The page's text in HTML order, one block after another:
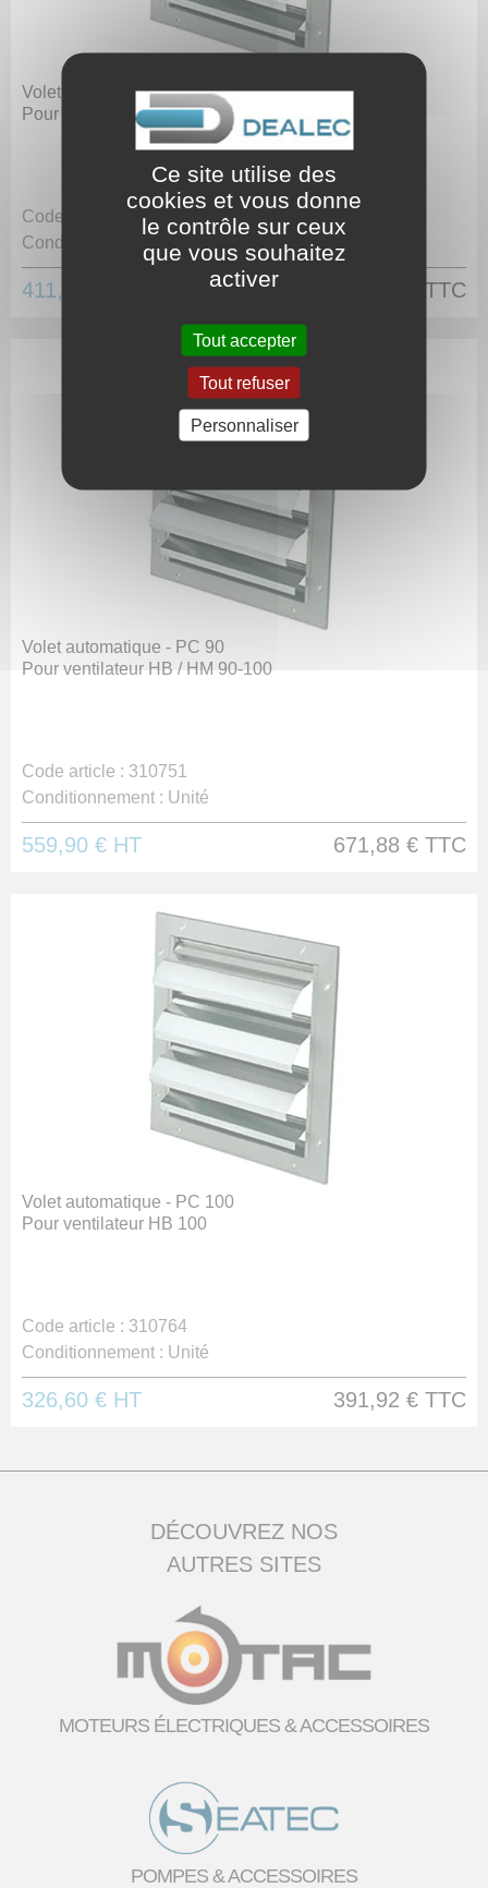
Volet automatique - PC 80
Pour ventilateur HB / HM 71-80
Code article :
310747
Conditionnement :
411,70 € TTC
Volet automatique - PC 90
Pour ventilateur HB / HM 90-100
Code article : 310751
Conditionnement : Unité
559,90 € HT 671,88 € TTC
Volet automatique - PC 100
Pour ventilateur HB 100
Code article : 310764
Conditionnement : Unité
326,60 € HT 391,92 € TTC
DÉCOUVREZ NOS
AUTRES SITES
MOTEURS ÉLECTRIQUES & ACCESSOIRES
POMPES & ACCESSOIRES
Ce site utilise des
cookies et vous donne
le contrôle sur ceux
que vous souhaitez
activer
Tout accepter
Tout refuser
Personnaliser